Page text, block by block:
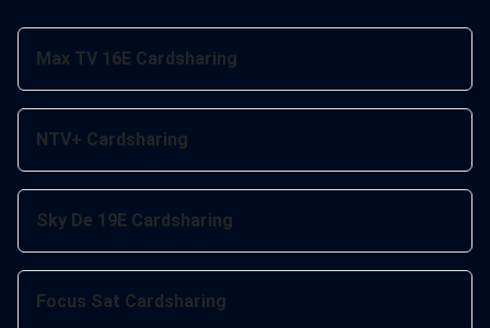
Max TV 16E Cardsharing
NTV+ Cardsharing
Sky De 19E Cardsharing
Focus Sat Cardsharing